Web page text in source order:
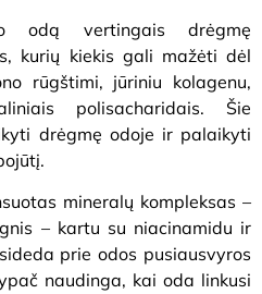
odą vertingais drėgmę
kurių kiekis gali mažėti dėl
rūgštimi, jūriniu kolagenu,
polisacharidais. Šie
drėgmę odoje ir palaikyti
mineralų kompleksas –
– kartu su niacinamidu ir
prie odos pusiausvyros
naudinga, kai oda linkusi